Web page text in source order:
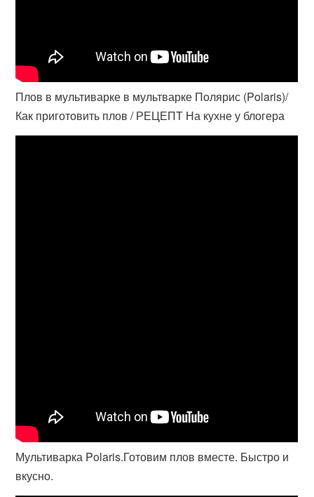
Плов в мультиварке в мультварке Полярис (Polaris)/
Как приготовить плов / РЕЦЕПТ На кухне у блогера
Мультиварка Polaris.Готовим плов вместе. Быстро и
вкусно.